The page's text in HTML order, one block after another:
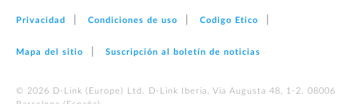
Privacidad Condiciones de uso Codigo Etico
Mapa del sitio Suscripción al boletín de noticias
© 2026 D‑Link (Europe) Ltd. D-Link Iberia, Via Augusta 48, 1-2. 08006